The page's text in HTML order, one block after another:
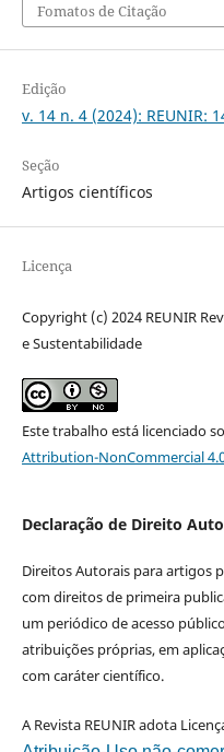
Fomatos de Citação
Edição
v. 14 n. 4 (2024): REUNIR:
Seção
Artigos científicos
Licença
Copyright (c) 2024 REUNIR
e Sustentabilidade
Este trabalho está licenciado
Attribution-NonCommercial
Declaração de Direito
Direitos Autorais para artigos
com direitos de primeira
um periódico de acesso
atribuições próprias, em
com caráter científico.
A Revista REUNIR adota